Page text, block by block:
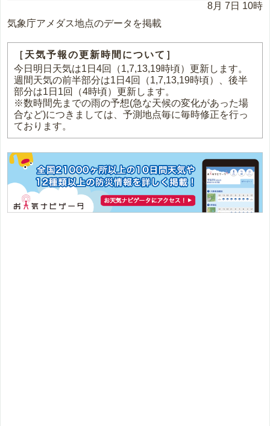
8月 7日 10時
気象庁アメダス地点のデータを掲載
［天気予報の更新時間について］
今日明日天気は1日4回（1,7,13,19時頃）更新します。
週間天気の前半部分は1日4回（1,7,13,19時頃）、後半
部分は1日1回（4時頃）更新します。
※数時間先までの雨の予想(急な天候の変化があった場
合など)につきましては、予測地点毎に毎時修正を行っ
ております。